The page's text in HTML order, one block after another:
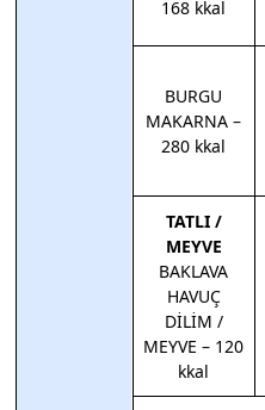
168 kkal
BURGU
MAKARNA –
280 kkal
TATLI /
MEYVE
BAKLAVA
HAVUÇ
DİLİM /
MEYVE – 120
kkal